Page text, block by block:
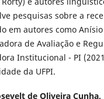
pesquisas sobre a
em autores como
de Avaliação e
Institucional - PI
da UFPI.
de Oliveira Cunha,